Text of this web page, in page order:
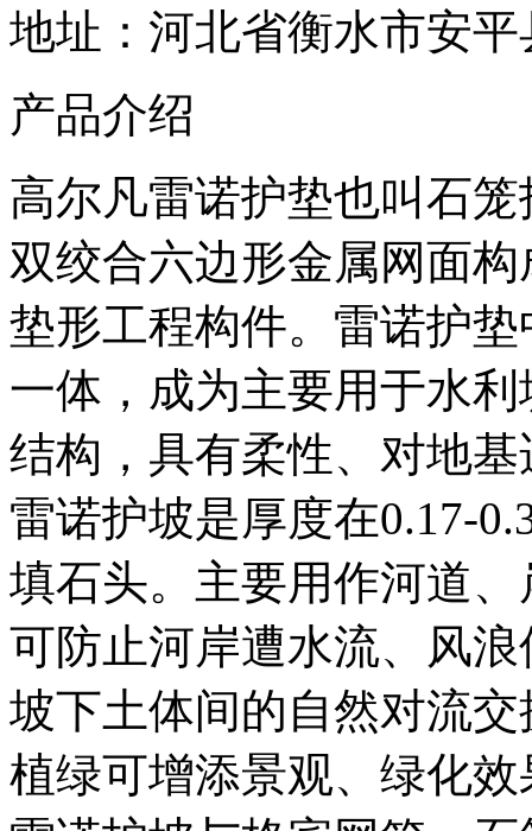
地址：河北省衡水市安
产品介绍
高尔凡雷诺护垫也叫石
双绞合六边形金属网面
垫形工程构件。雷诺护
一体，成为主要用于水
结构，具有柔性、对地
雷诺护坡是厚度在0.17-
填石头。主要用作河道
可防止河岸遭水流、风
坡下土体间的自然对流
植绿可增添景观、绿化效